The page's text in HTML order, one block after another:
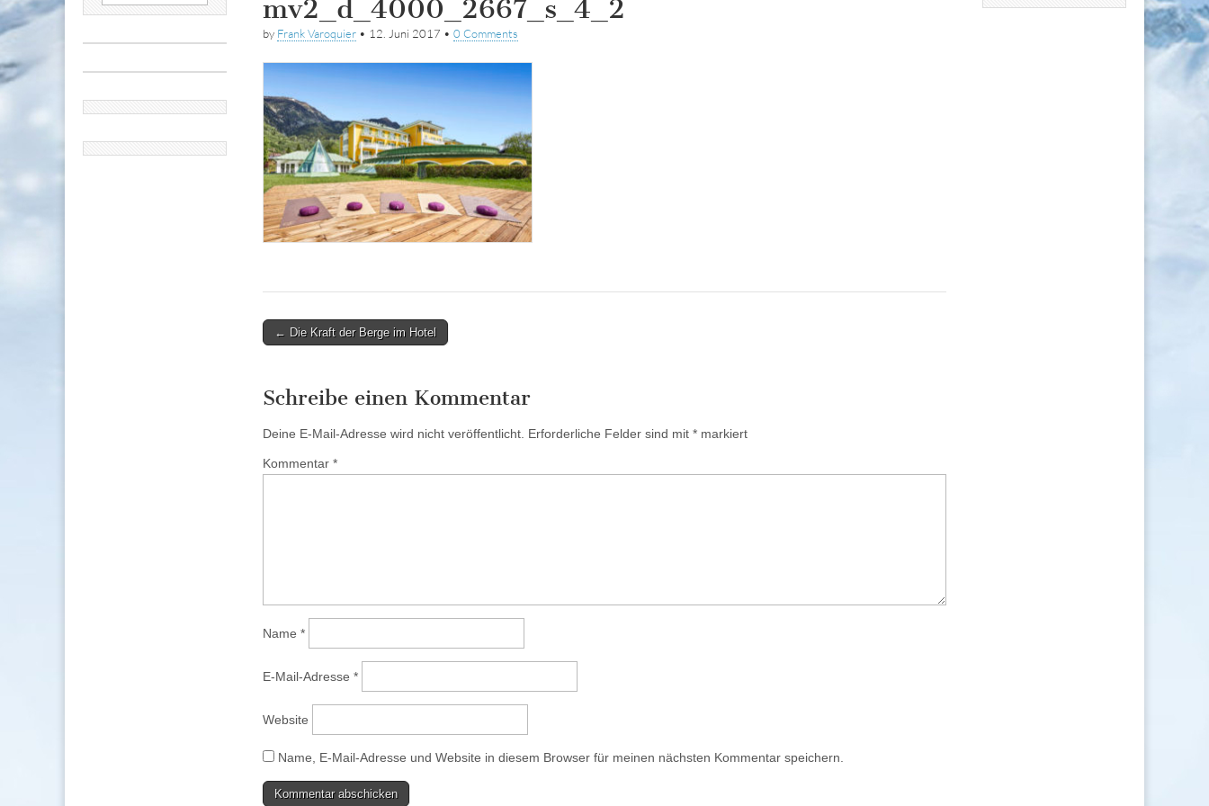
mv2_d_4000_2667_s_4_2
by Frank Varoquier• 12. Juni 2017 • 0 Comments
Post← Die Kraft der Berge im Hotel
Schreibe einen Kommentar
Deine E-Mail-Adresse wird nicht veröffentlicht. Erforderliche Felder sind mit *markiert
Kommentar *
Name *
E-Mail-Adresse *
Website
Name, E-Mail-Adresse und Website in diesem Browser für meinen nächsten Kommentar speichern.
nach: